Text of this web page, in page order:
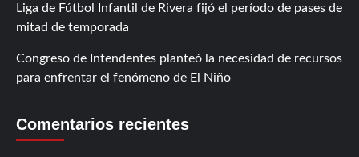
Liga de Fútbol Infantil de Rivera fijó el período de pases de
mitad de temporada
Congreso de Intendentes planteó la necesidad de recursos
para enfrentar el fenómeno de El Niño
Comentarios recientes